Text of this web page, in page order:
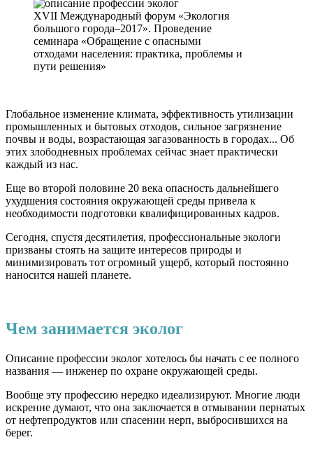
XVII Международный форум «Экология
большого города–2017». Проведение
семинара «Обращение с опасными
отходами населения: практика, проблемы и
пути решения»
Глобальное изменение климата, эффективность утилизации
промышленных и бытовых отходов, сильное загрязнение
почвы и воды, возрастающая загазованность в городах... Об
этих злободневных проблемах сейчас знает практически
каждый из нас.
Еще во второй половине 20 века опасность дальнейшего
ухудшения состояния окружающей среды привела к
необходимости подготовки квалифицированных кадров.
Сегодня, спустя десятилетия, профессиональные экологи
призваны стоять на защите интересов природы и
минимизировать тот огромный ущерб, который постоянно
наносится нашей планете.
Чем занимается эколог
Описание профессии эколог хотелось бы начать с ее полного
названия — инженер по охране окружающей среды.
Вообще эту профессию нередко идеализируют. Многие люди
искренне думают, что она заключается в отмывании пернатых
от нефтепродуктов или спасении нерп, выбросившихся на
берег.